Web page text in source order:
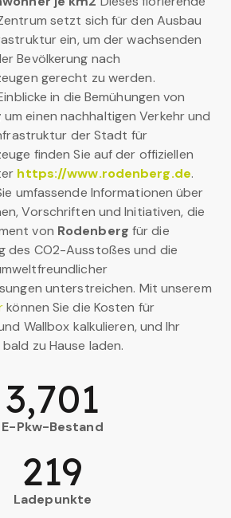
setzt sich für den Ausbau
ein, um der wachsenden
Bevölkerung nach
gerecht zu werden.
in die Bemühungen von
um einen nachhaltigen Verkehr und
der Stadt für
finden Sie auf der offiziellen
https://www.rodenberg.de.
umfassende Informationen über
Vorschriften und Initiativen, die
von Rodenberg für die
des CO2-Ausstoßes und die
unterstreichen. Mit unserem
können Sie die Kosten für
Wallbox kalkulieren, und Ihr
zu Hause laden.
E-Pkw-Bestand
3,701
Ladepunkte
219